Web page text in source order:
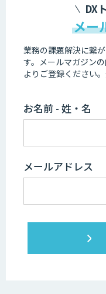
DX
メー
業務の課題解決に繋
す。 メールマガジン
よりご登録ください。
お名前 - 姓・名
メールアドレス